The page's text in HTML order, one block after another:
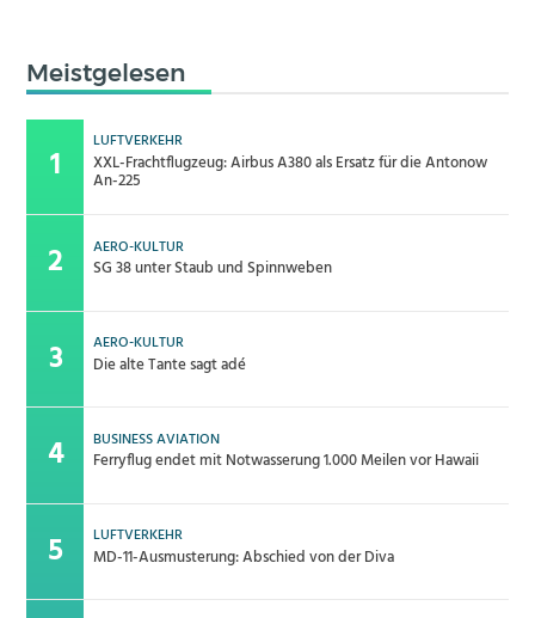
Meistgelesen
LUFTVERKEHR
XXL-Frachtflugzeug: Airbus A380 als Ersatz für die Antonow
An-225
AERO-KULTUR
SG 38 unter Staub und Spinnweben
AERO-KULTUR
Die alte Tante sagt adé
BUSINESS AVIATION
Ferryflug endet mit Notwasserung 1.000 Meilen vor Hawaii
LUFTVERKEHR
MD-11-Ausmusterung: Abschied von der Diva